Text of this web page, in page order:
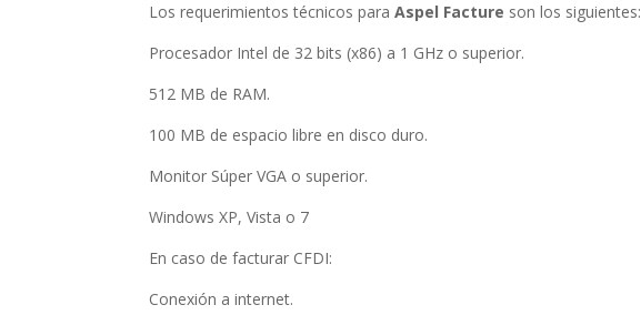
Los requerimientos técnicos paraAspel Facture son los siguientes:
Procesador Intel de 32 bits (x86) a 1 GHz o superior.
512 MB de RAM.
100 MB de espacio libre en disco duro.
Monitor Súper VGA o superior.
Windows XP, Vista o 7
En caso de facturar CFDI:
Conexión a internet.